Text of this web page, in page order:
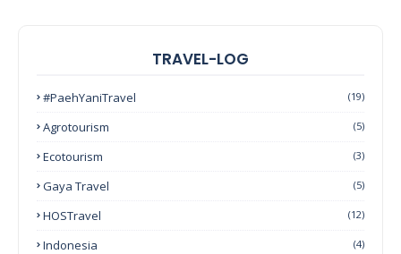
TRAVEL-LOG
#PaehYaniTravel (19)
Agrotourism (5)
Ecotourism (3)
Gaya Travel (5)
HOSTravel (12)
Indonesia (4)